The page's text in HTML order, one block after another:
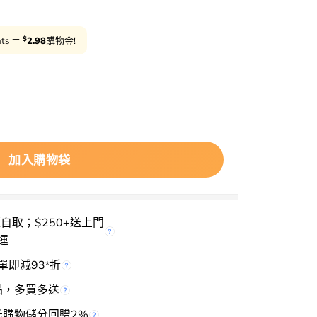
＝ $2.98購物金!
針】化解🏆 極速滲透8層頭皮～ViveLab Spioxyl React
加入購物袋
取；$250+送上門
即減93*折
多買多送